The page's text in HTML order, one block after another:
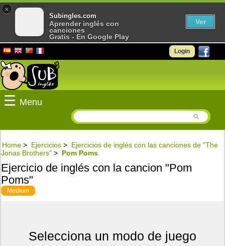
Login
☰ Menu
Home > Ejercicios > Ejercicios de inglés con las canciones de "The
Jonas Brothers" > Pom Poms
Ejercicio de inglés con la cancion "Pom
Poms"
Medium
Selecciona un modo de juego
×
Subingles.com
Aprender inglés con
canciones
Gratis - En Google Play
Ver